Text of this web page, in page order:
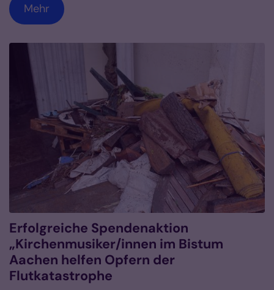
Mehr
Erfolgreiche Spendenaktion
„Kirchenmusiker/innen im Bistum
Aachen helfen Opfern der
Flutkatastrophe